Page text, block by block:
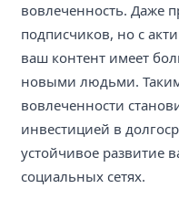
вовлеченность. Даже
подписчиков, но с
ваш контент имеет
новыми людьми.
вовлеченности
инвестицией в
устойчивое развитие
социальных сетях.